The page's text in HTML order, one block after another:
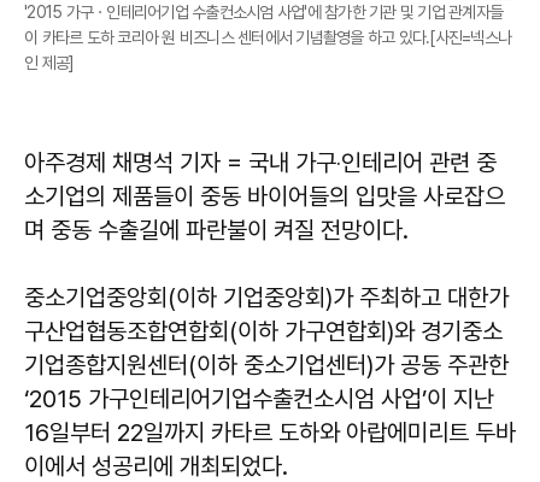
'2015 가구ㆍ인테리어기업 수출컨소시엄 사업'에 참가한 기관 및 기업 관계자들
이 카타르 도하 코리아 원 비즈니스 센터에서 기념촬영을 하고 있다.[사진=넥스나
인 제공]
아주경제 채명석 기자 = 국내 가구‧인테리어 관련 중
소기업의 제품들이 중동 바이어들의 입맛을 사로잡으
며 중동 수출길에 파란불이 켜질 전망이다.
중소기업중앙회(이하 기업중앙회)가 주최하고 대한가
구산업협동조합연합회(이하 가구연합회)와 경기중소
기업종합지원센터(이하 중소기업센터)가 공동 주관한
‘2015 가구인테리어기업수출컨소시엄 사업’이 지난
16일부터 22일까지 카타르 도하와 아랍에미리트 두바
이에서 성공리에 개최되었다.